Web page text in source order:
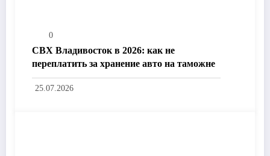
0
СВХ Владивосток в 2026: как не
переплатить за хранение авто на таможне
25.07.2026